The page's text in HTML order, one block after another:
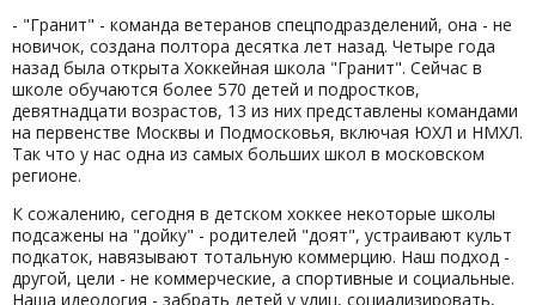
- "Гранит" - команда ветеранов спецподразделений, она - не
новичок, создана полтора десятка лет назад. Четыре года
назад была открыта Хоккейная школа "Гранит". Сейчас в
школе обучаются более 570 детей и подростков,
девятнадцати возрастов, 13 из них представлены командами
на первенстве Москвы и Подмосковья, включая ЮХЛ и НМХЛ.
Так что у нас одна из самых больших школ в московском
регионе.
К сожалению, сегодня в детском хоккее некоторые школы
подсажены на "дойку" - родителей "доят", устраивают культ
подкаток, навязывают тотальную коммерцию. Наш подход -
другой, цели - не коммерческие, а спортивные и социальные.
Наша идеология - забрать детей у улиц, социализировать,